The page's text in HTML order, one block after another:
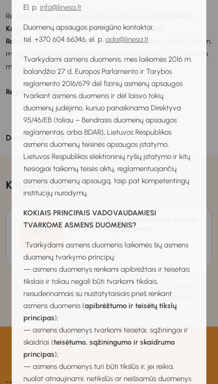
El. p. info@linesa.lt
Duomenų apsaugos pareigūno kontaktai:
tel. +370 604 66346, el. p. ada@linesa.lt
Tvarkydami asmens duomenis, mes laikomės 2016 m.
balandžio 27 d. Europos Parlamento ir Tarybos
reglamento 2016/679 dėl fizinių asmenų apsaugos
tvarkant asmens duomenis ir dėl laisvo tokių
duomenų judėjimo, kuriuo panaikinama Direktyva
95/46/EB (toliau – Bendrasis duomenų apsaugos
reglamentas, arba BDAR), Lietuvos Respublikos
asmens duomenų teisinės apsaugos įstatymo,
Lietuvos Respublikos elektroninių ryšių įstatymo ir kitų
tiesiogiai taikomų teisės aktų, reglamentuojančių
asmens duomenų apsaugą, taip pat kompetentingų
institucijų nurodymų.
KOKIAIS PRINCIPAIS VADOVAUDAMIESI
TVARKOME ASMENS DUOMENIS?
Tvarkydami asmens duomenis laikomės šių asmens
duomenų tvarkymo principų:
— asmens duomenys renkami apibrėžtais ir teisėtais
tikslais ir toliau negali būti tvarkomi tikslais,
nesuderinamais su nustatytaisiais prieš renkant
asmens duomenis (apibrėžtumo ir teisėtų tikslų
principas);
— asmens duomenys tvarkomi teisėtai, sąžiningai ir
skaidriai (teisėtumo, sąžiningumo ir skaidrumo
principas);
— asmens duomenys turi būti tikslūs ir, jei reikia,
nuolat atnaujinami; netikslūs ar neišsamūs duomenys
Renginio metu LINEŠA Ugdymo karjerai specialistės
Kriauzaitė, Vitalija Paurienė ir Ieva Zalepūgaitė-
Rakauskienėpristatys preliminarius stebėsenos už 2024-2025 m.
m. rezultatus bei stebėsenos duomenų teikimo už 2025-2026 m.
m. tvarką ir naujoves.
Registracija būtina.
Dalintis:
Kiti renginiai
07
Rugpjūtis
2026
profesinio rengimo centre
Putinų g. 40, Alytus
09:00-11:00
1 / 15
renginių